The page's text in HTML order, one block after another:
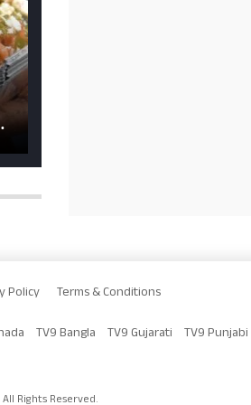
Policy Terms & Conditions
TV9 Bangla TV9 Gujarati TV9 Punjabi
Rights Reserved.